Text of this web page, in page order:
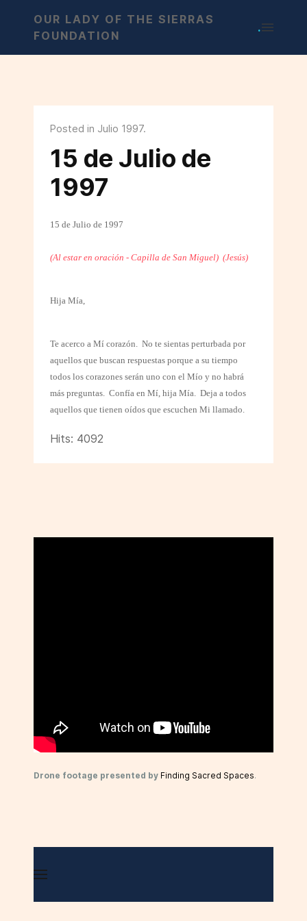
OUR LADY OF THE SIERRAS
FOUNDATION
.
Posted in Julio 1997.
15 de Julio de
1997
15 de Julio de 1997
(Al estar en oración - Capilla de San Miguel) (Jesús)
Hija Mía,
Te acerco a Mí corazón. No te sientas perturbada por
aquellos que buscan respuestas porque a su tiempo
todos los corazones serán uno con el Mío y no habrá
más preguntas. Confía en Mí, hija Mía. Deja a todos
aquellos que tienen oídos que escuchen Mi llamado.
Hits: 4092
Drone footage presented by Finding Sacred Spaces.